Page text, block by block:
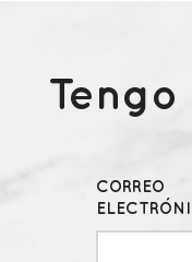
Tengo
CORREO